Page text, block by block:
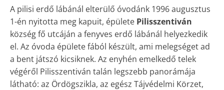
A pilisi erdő lábánál elterülő óvodánk 1996 augusztus
1-én nyitotta meg kapuit, épülete Pilisszentiván
község fő utcáján a fenyves erdő lábánál helyezkedik
el. Az óvoda épülete fából készült, ami melegséget ad
a bent játszó kicsiknek. Az enyhén emelkedő telek
végéről Pilisszentiván talán legszebb panorámája
látható: az Ördögszikla, az egész Tájvédelmi Körzet,